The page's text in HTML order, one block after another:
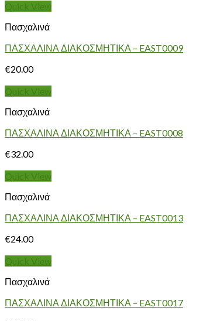
Quick View
Πασχαλινά
ΠΑΣΧΑΛΙΝΑ ΔΙΑΚΟΣΜΗΤΙΚΑ – EAST0009
€20.00
Quick View
Πασχαλινά
ΠΑΣΧΑΛΙΝΑ ΔΙΑΚΟΣΜΗΤΙΚΑ – EAST0008
€32.00
Quick View
Πασχαλινά
ΠΑΣΧΑΛΙΝΑ ΔΙΑΚΟΣΜΗΤΙΚΑ – EAST0013
€24.00
Quick View
Πασχαλινά
ΠΑΣΧΑΛΙΝΑ ΔΙΑΚΟΣΜΗΤΙΚΑ – EAST0017